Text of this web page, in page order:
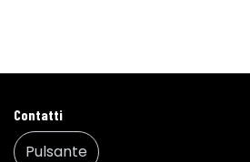
Contatti
Pulsante